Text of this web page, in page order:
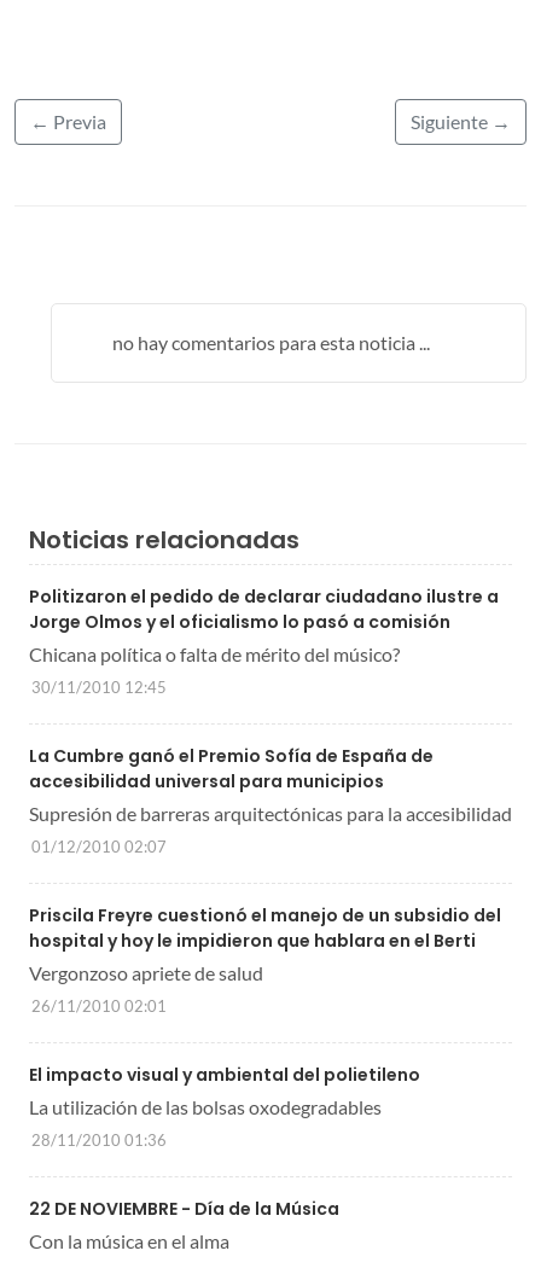
← Previa Siguiente →
no hay comentarios para esta noticia ...
Noticias relacionadas
Politizaron el pedido de declarar ciudadano ilustre a
Jorge Olmos y el oficialismo lo pasó a comisión
Chicana política o falta de mérito del músico?
30/11/2010 12:45
La Cumbre ganó el Premio Sofía de España de
accesibilidad universal para municipios
Supresión de barreras arquitectónicas para la accesibilidad
01/12/2010 02:07
Priscila Freyre cuestionó el manejo de un subsidio del
hospital y hoy le impidieron que hablara en el Berti
Vergonzoso apriete de salud
26/11/2010 02:01
El impacto visual y ambiental del polietileno
La utilización de las bolsas oxodegradables
28/11/2010 01:36
22 DE NOVIEMBRE - Día de la Música
Con la música en el alma